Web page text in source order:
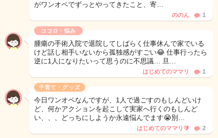
がワンオペでずっとやってきたこと、寄…
ののん 1
ココロ・悩み
腫瘍の手術入院で退院してしばらく仕事休んで家でいる
けど話し相手いないから孤独感がすごい😂 仕事行ったら
逆に1人になりたいって思うのに不思議… 旦…
はじめてのママリ 1
子育て・グッズ
今日ワンオペなんですが、1人で過ごすのもしんどいけ
ど、何かアクションを起こして実家へ行くのもしんど
い、、、どっちにしようか永遠悩んでます😭別…
はじめてのママリ🔰 2